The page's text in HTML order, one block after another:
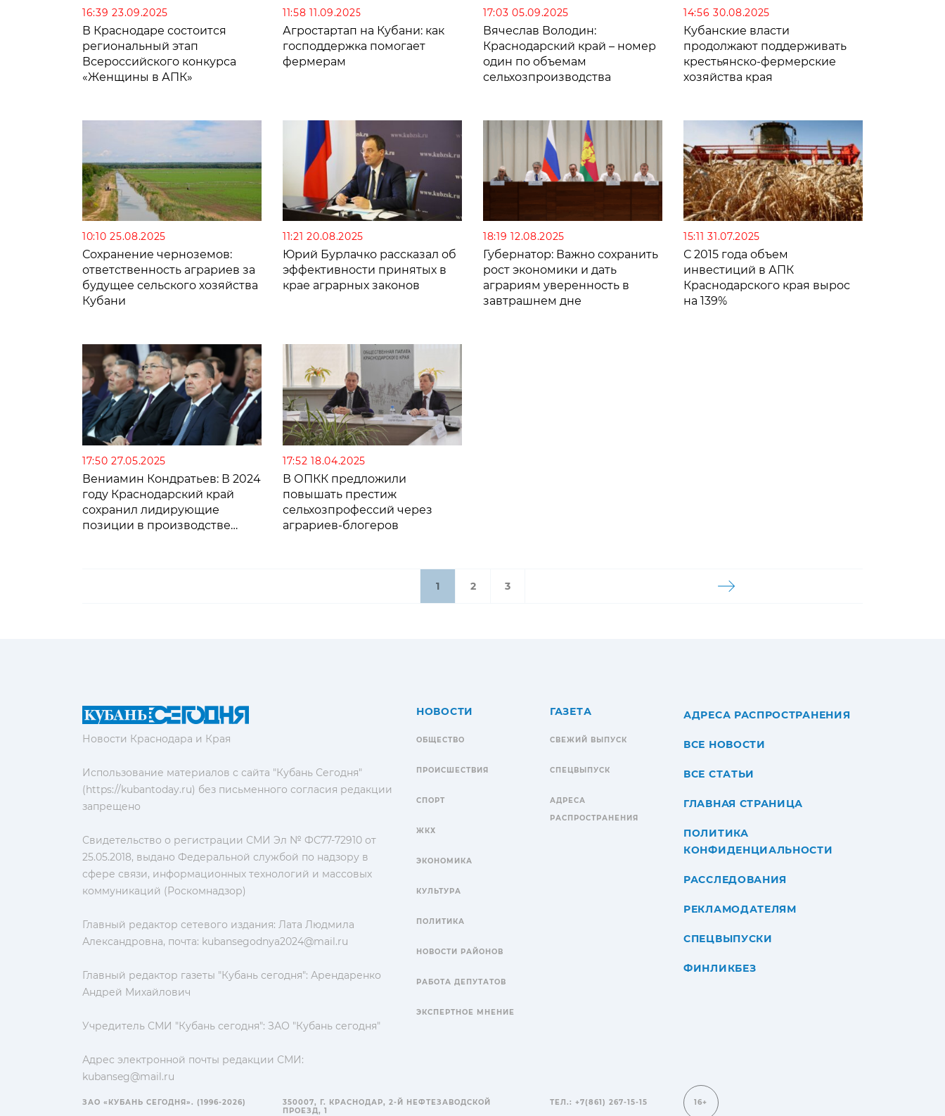
16:39 23.09.2025
В Краснодаре состоится
региональный этап
Всероссийского конкурса
«Женщины в АПК»
11:58 11.09.2025
Агростартап на Кубани: как
господдержка помогает
фермерам
17:03 05.09.2025
Вячеслав Володин:
Краснодарский край – номер
один по объемам
сельхозпроизводства
14:56 30.08.2025
Кубанские власти
продолжают поддерживать
крестьянско-фермерские
хозяйства края
10:10 25.08.2025
Сохранение черноземов:
ответственность аграриев за
будущее сельского хозяйства
Кубани
11:21 20.08.2025
Юрий Бурлачко рассказал об
эффективности принятых в
крае аграрных законов
18:19 12.08.2025
Губернатор: Важно сохранить
рост экономики и дать
аграриям уверенность в
завтрашнем дне
15:11 31.07.2025
С 2015 года объем
инвестиций в АПК
Краснодарского края вырос
на 139%
17:50 27.05.2025
Вениамин Кондратьев: В 2024
году Краснодарский край
сохранил лидирующие
позиции в производстве
17:52 18.04.2025
В ОПКК предложили
повышать престиж
сельхозпрофессий через
аграриев-блогеров
1 2 3
Новости Краснодара и Края
Использование материалов с сайта "Кубань Сегодня"
(https://kubantoday.ru) без письменного согласия редакции
запрещено
Свидетельство о регистрации СМИ Эл № ФС77-72910 от
25.05.2018, выдано Федеральной службой по надзору в
сфере связи, информационных технологий и массовых
коммуникаций (Роскомнадзор)
Главный редактор сетевого издания: Лата Людмила
Александровна, почта: kubansegodnya2024@mail.ru
Главный редактор газеты "Кубань сегодня": Арендаренко
Андрей Михайлович
Учредитель СМИ "Кубань сегодня": ЗАО "Кубань сегодня"
Адрес электронной почты редакции СМИ:
kubanseg@mail.ru
НОВОСТИ
ОБЩЕСТВО
ПРОИСШЕСТВИЯ
СПОРТ
ЖКХ
ЭКОНОМИКА
КУЛЬТУРА
ПОЛИТИКА
НОВОСТИ РАЙОНОВ
РАБОТА ДЕПУТАТОВ
ЭКСПЕРТНОЕ МНЕНИЕ
ГАЗЕТА
СВЕЖИЙ ВЫПУСК
СПЕЦВЫПУСК
АДРЕСА
РАСПРОСТРАНЕНИЯ
АДРЕСА РАСПРОСТРАНЕНИЯ
ВСЕ НОВОСТИ
ВСЕ СТАТЬИ
ГЛАВНАЯ СТРАНИЦА
ПОЛИТИКА
КОНФИДЕНЦИАЛЬНОСТИ
РАССЛЕДОВАНИЯ
РЕКЛАМОДАТЕЛЯМ
СПЕЦВЫПУСКИ
ФИНЛИКБЕЗ
ЗАО «КУБАНЬ СЕГОДНЯ». (1996-2026)
350007, Г. КРАСНОДАР, 2-Й НЕФТЕЗАВОДСКОЙ
ПРОЕЗД, 1
ТЕЛ.: +7(861) 267-15-15 16+